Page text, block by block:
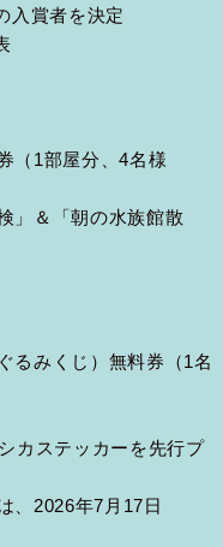
入賞者を決定
（1部屋分、4名様
」＆「朝の水族館散
るみくじ）無料券（1名
カステッカーを先行プ
、2026年7月17日